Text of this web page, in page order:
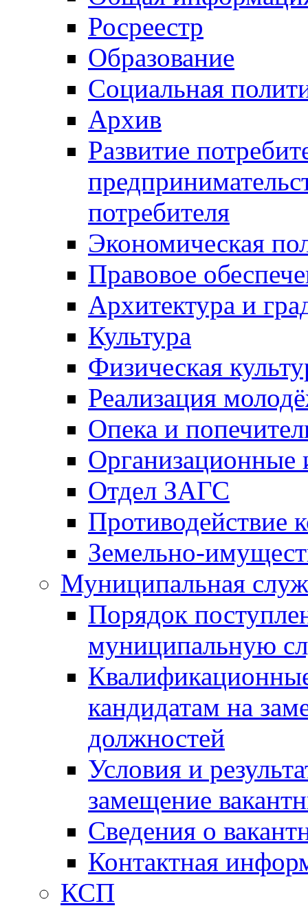
Росреестр
Образование
Социальная
Архив
Развитие
потребителя
Экономическая
Правовое
Архитектура и
Культура
Физическая
Реализация
Опека и
Отдел ЗАГС
Противодействие
Земельно-
Муниципальная
Порядок
муниципальную
кандидатам на
должностей
Условия и
замещение
Сведения о
Контактная
КСП